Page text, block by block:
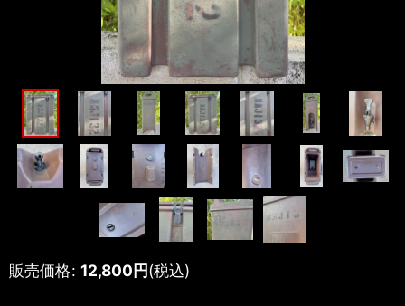
販売価格: 12,800円(税込)